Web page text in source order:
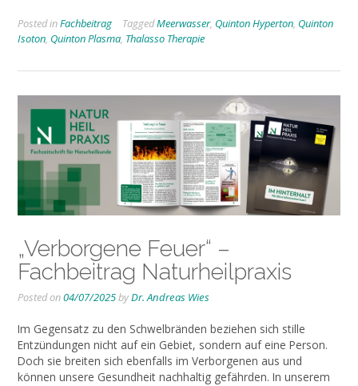
Posted inFachbeitrag TaggedMeerwasser, Quinton Hyperton, Quinton
Isoton, Quinton Plasma, Thalasso Therapie
„Verborgene Feuer“ –
Fachbeitrag Naturheilpraxis
Posted on04/07/2025byDr. Andreas Wies
Im Gegensatz zu den Schwelbränden beziehen sich stille
Entzündungen nicht auf ein Gebiet, sondern auf eine Person.
Doch sie breiten sich ebenfalls im Verborgenen aus und
können unsere Gesundheit nachhaltig gefährden. In unserem